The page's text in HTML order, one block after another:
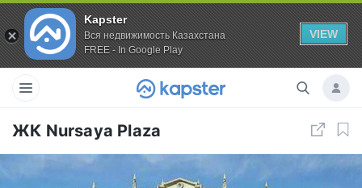
Kapster
Вся недвижимость Казахстана
FREE - In Google Play
VIEW
ЖК Nursaya Plaza